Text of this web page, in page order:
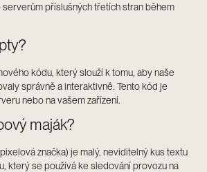
příslušných třetích stran během
kódu, který slouží k tomu, aby naše
správně a interaktivně. Tento kód je
nebo na vašem zařízení.
maják?
značka) je malý, neviditelný kus textu
který se používá ke sledování provozu na